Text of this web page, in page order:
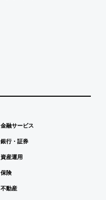
金融サービス
銀行・証券
資産運用
保険
不動産